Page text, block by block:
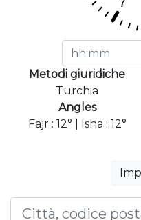
Metodi giuridiche
Turchia
Angles
Fajr : 12° | Isha : 12°